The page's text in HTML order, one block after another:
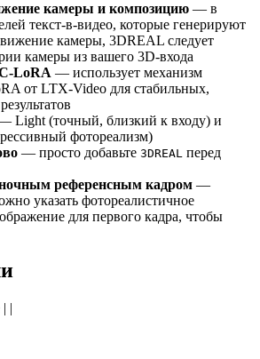
камеры и композицию — в
текст-в-видео, которые генерируют
камеры, 3DREAL следует
камеры из вашего 3D-входа
LoRA — использует механизм
от LTX-Video для стабильных,
Light (точный, близкий к входу) и
фотореализм)
— просто добавьте 3DREAL перед
референсным кадром —
указать фотореалистичное
для первого кадра, чтобы
|